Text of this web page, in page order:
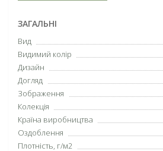
ЗАГАЛЬНІ
Вид
Видимий колір
Дизайн
Догляд
Зображення
Колекція
Країна виробництва
Оздоблення
Плотність, г/м2